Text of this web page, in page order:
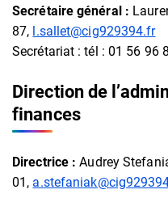
Secrétaire général :
87, l.sallet@cig929394.fr
Secrétariat : tél : 01 56 96
Direction de
finances
Directrice :Audrey
01,